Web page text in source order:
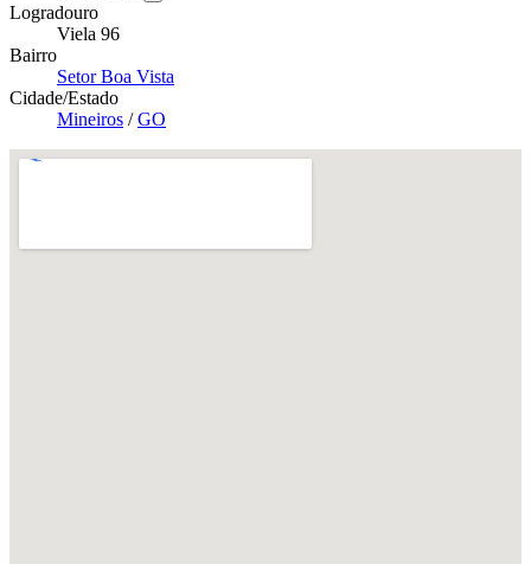
Logradouro
Viela 96
Bairro
Setor Boa Vista
Cidade/Estado
Mineiros /GO